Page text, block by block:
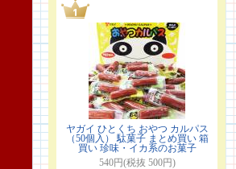
ヤガイ ひとくち おやつ カルパス
（50個入） 駄菓子 まとめ買い 箱
買い 珍味・イカ系のお菓子
540円(税抜 500円)